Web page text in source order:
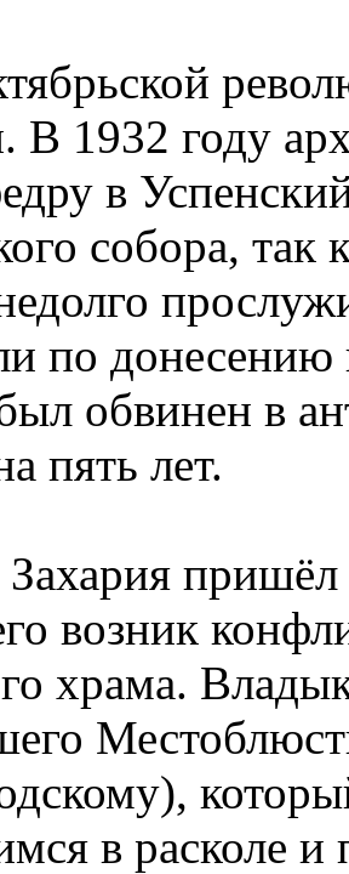
В 1932 году
в
собора, так
по
обвинен в
пять лет.
возник
храма.
в расколе